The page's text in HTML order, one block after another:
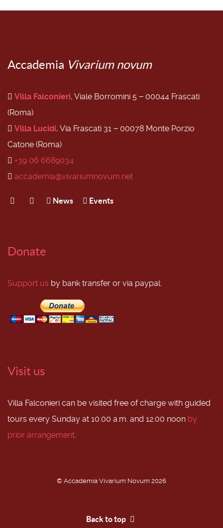
Accademia Vivarium novum
Villa Falconieri, Viale Borromini 5 − 00044 Frascati
(Roma)
Villa Lucidi, Via Frascati 31 − 00078 Monte Porzio
Catone (Roma)
+39 06 6689034
accademia@vivariumnovum.net
News Events
Donate
Support us by bank transfer or via paypal:
Visit us
Villa Falconieri can be visited free of charge with guided
tours every Sunday at 10.00 a.m. and 12.00 noon by
prior arrangement.
© Accademia Vivarium Novum 2026
Back to top